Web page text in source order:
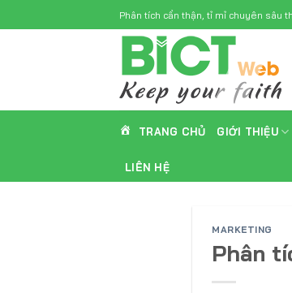
to
Phân tích cẩn thận, tỉ mỉ chuyên sâu
TRANG CHỦ GIỚI THIỆU
LIÊN HỆ
MARKETING
Phân